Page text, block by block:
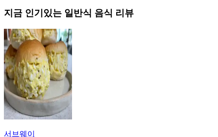
지금 인기있는 일반식 음식 리뷰
서브웨이